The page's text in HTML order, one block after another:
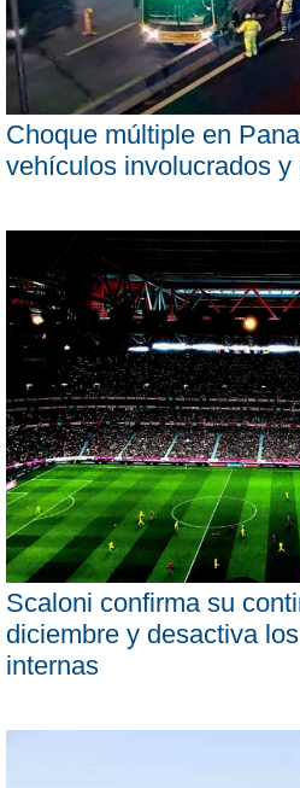
Choque múltiple en
vehículos involucrados y
Scaloni confirma su
diciembre y desactiva
internas